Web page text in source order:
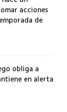
acciones
de
obliga a
en alerta